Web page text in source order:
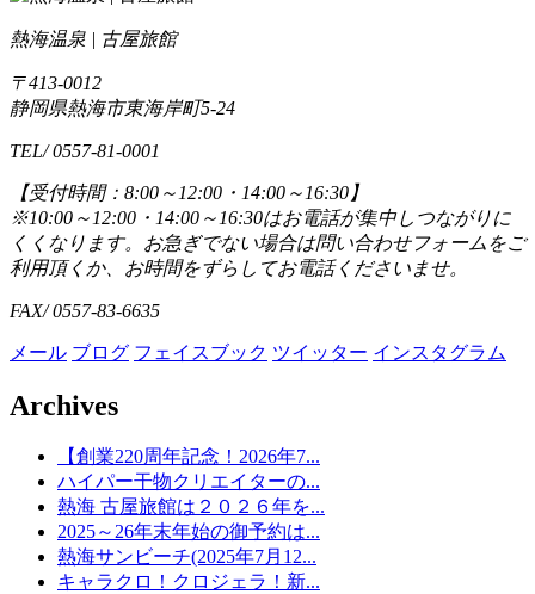
熱海温泉 | 古屋旅館
〒413-0012
静岡県熱海市東海岸町5-24
TEL/ 0557-81-0001
【受付時間：8:00～12:00・14:00～16:30】
※10:00～12:00・14:00～16:30はお電話が集中しつながりに
くくなります。お急ぎでない場合は問い合わせフォームをご
利用頂くか、お時間をずらしてお電話くださいませ。
FAX/ 0557-83-6635
メール ブログ フェイスブック ツイッター インスタグラム
Archives
【創業220周年記念！2026年7...
ハイパー干物クリエイターの...
熱海 古屋旅館は２０２６年を...
2025～26年末年始の御予約は...
熱海サンビーチ(2025年7月12...
キャラクロ！クロジェラ！新...